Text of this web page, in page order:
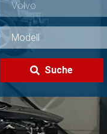
Suche